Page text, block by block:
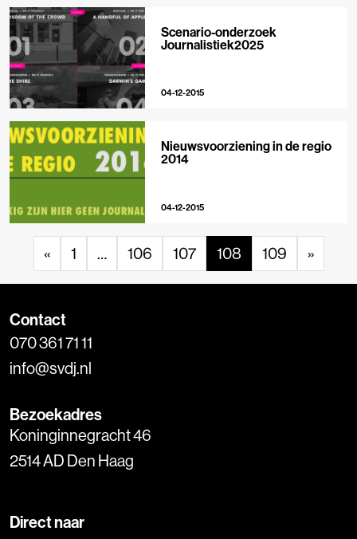
Scenario-onderzoek
Journalistiek2025
04-12-2015
Nieuwsvoorziening in de regio
2014
04-12-2015
« 1 … 106 107 108 109 »
Contact
070 361 71 11
info@svdj.nl
Bezoekadres
Koninginnegracht 46
2514 AD Den Haag
Direct naar